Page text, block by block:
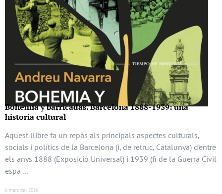
Bohemia y barricadas. Barcelona 1888-1939: una
historia cultural
Aquest llibre fa un repàs als principals aspectes culturals,
socials i polítics de la Barcelona (i, de retruc, Catalunya) d’entre
els anys 1888 (Exposició Universal) i 1939 (fi de la Guerra Civil
espa …
6 març del 2026